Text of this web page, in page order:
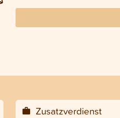
Zusatzverdienst